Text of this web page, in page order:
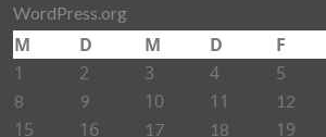
WordPress.org
M D M D F
1
2 3 4 5
8 9 10 11 12
15
16 17 18 19